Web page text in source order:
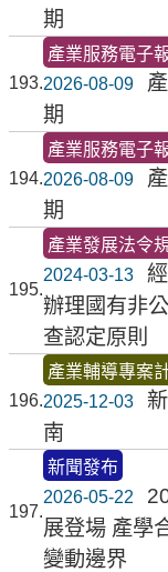
期
193
產業服務電子
2026-08-09
期
194
產業服務電子
2026-08-09
期
195
產業發展法令
2024-03-13
辦理國有非
查認定原則
196
產業輔導專案
2025-12-03
南
197
新聞發布
2026-05-22
展登場 產學
變動邊界